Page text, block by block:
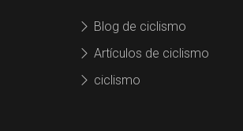
Blog de ciclismo
Artículos de ciclismo
ciclismo